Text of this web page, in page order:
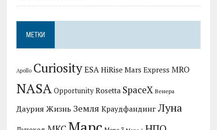
МЕТКИ
Apollo Curiosity ESA HiRise Mars Express MRO
NASA Opportunity Rosetta SpaceX Венера
Даурия Жизнь Земля Краудфандинг Луна